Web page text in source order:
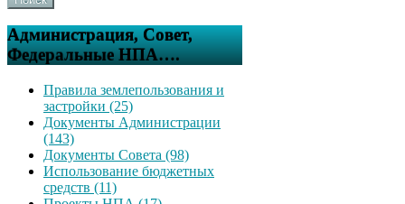
Администрация, Совет,
Федеральные НПА….
Правила землепользования и
застройки (25)
Документы Администрации
(143)
Документы Совета (98)
Использование бюджетных
средств (11)